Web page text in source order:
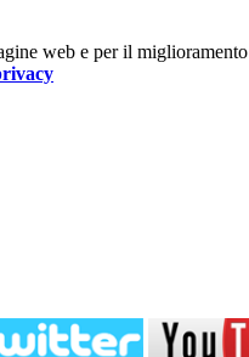
web e per il